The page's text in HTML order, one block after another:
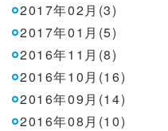
2017年02月(3)
2017年01月(5)
2016年11月(8)
2016年10月(16)
2016年09月(14)
2016年08月(10)